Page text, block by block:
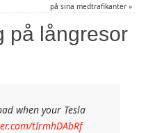
på sina medtrafikanter »
på långresor
when your Tesla
tIrmhDAbRf